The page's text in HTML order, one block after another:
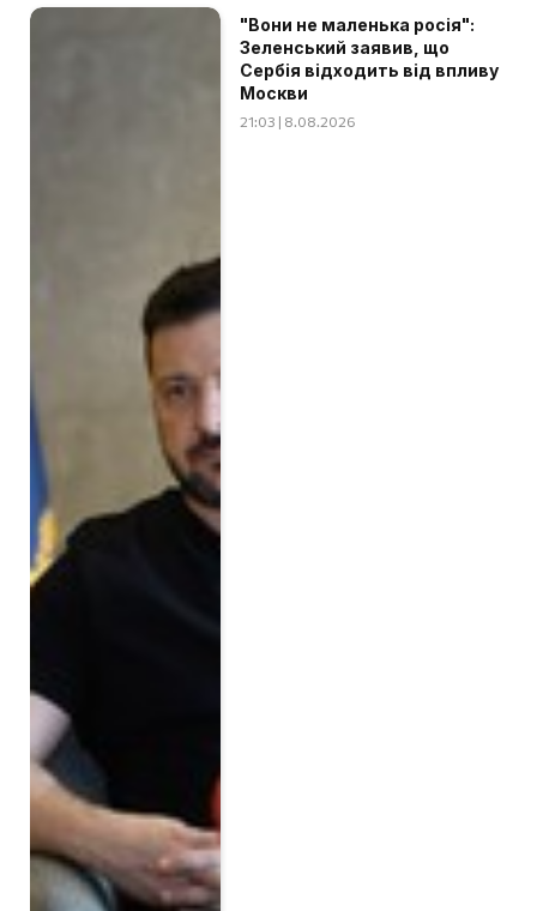
"Вони не маленька росія":
Зеленський заявив, що
Сербія відходить від впливу
Москви
21:03 | 8.08.2026